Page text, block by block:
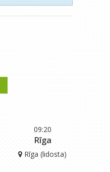
09:20
Rīga
Rīga (lidosta)